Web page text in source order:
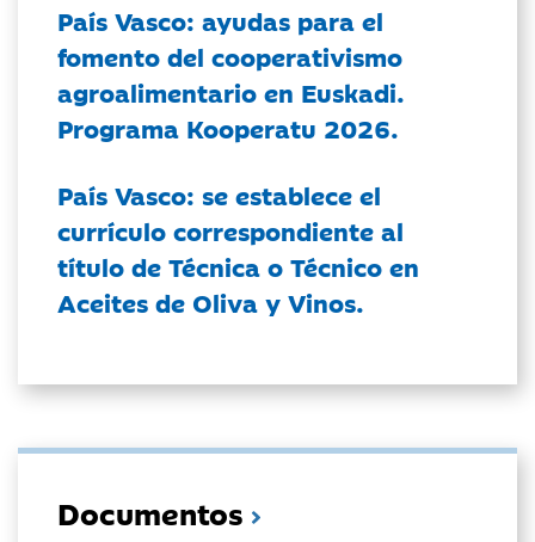
País Vasco: ayudas para el
fomento del cooperativismo
agroalimentario en Euskadi.
Programa Kooperatu 2026.
País Vasco: se establece el
currículo correspondiente al
título de Técnica o Técnico en
Aceites de Oliva y Vinos.
Documentos